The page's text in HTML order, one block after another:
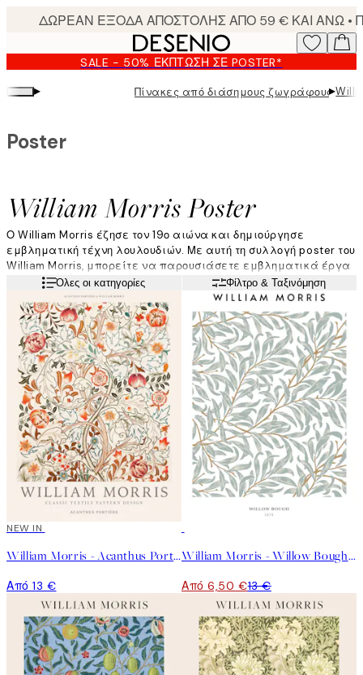
content.
SALE - 50% ΈΚΠΤΩΣΗ ΣΕ POSTER*
▸ Πίνακες από διάσημους ζωγράφους▸
William Morris Poster
Poster
Ο William Morris έζησε τον 19ο αιώνα και δημιούργησε
εμβληματική τέχνη λουλουδιών. Με αυτή τη συλλογή poster του
William Morris, μπορείτε να παρουσιάσετε εμβληματικά έργα
στο σπίτι σας.
Διαβάστε περισσότερα
Όλες οι κατηγορίες Φίλτρο & Ταξινόμηση
NEW IN
William Morris - Acanthus Portière Poster
Από 13 €
William Morris - Willow Bough Poster
Από 6,50 €13 €